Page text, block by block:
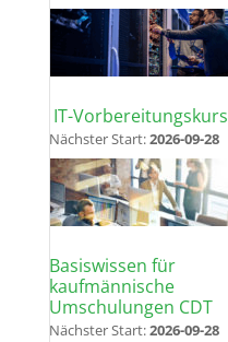
IT-Vorbereitungskurs
Nächster Start:2026-09-28
Basiswissen für
kaufmännische
Umschulungen CDT
Nächster Start:2026-09-28